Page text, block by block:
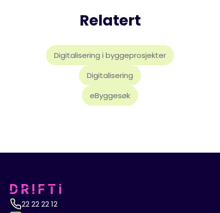
Relatert
Digitalisering i byggeprosjekter
Digitalisering
eByggesøk
22 22 22 12